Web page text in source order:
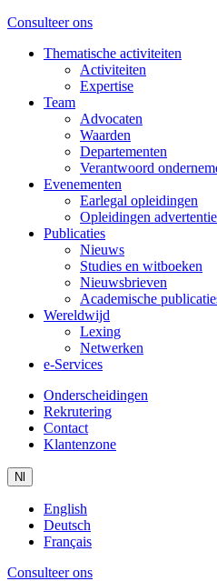
Consulteer ons
Thematische activiteiten
Activiteiten
Expertise
Team
Advocaten
Waarden
Departementen
Verantwoord
Evenementen
Earlegal opleidingen
Opleidingen
Publicaties
Nieuws
Studies en witboeken
Nieuwsbrieven
Academische
Wereldwijd
Lexing
Netwerken
e-Services
Onderscheidingen
Rekrutering
Contact
Klantenzone
Nl
English
Deutsch
Français
Consulteer ons